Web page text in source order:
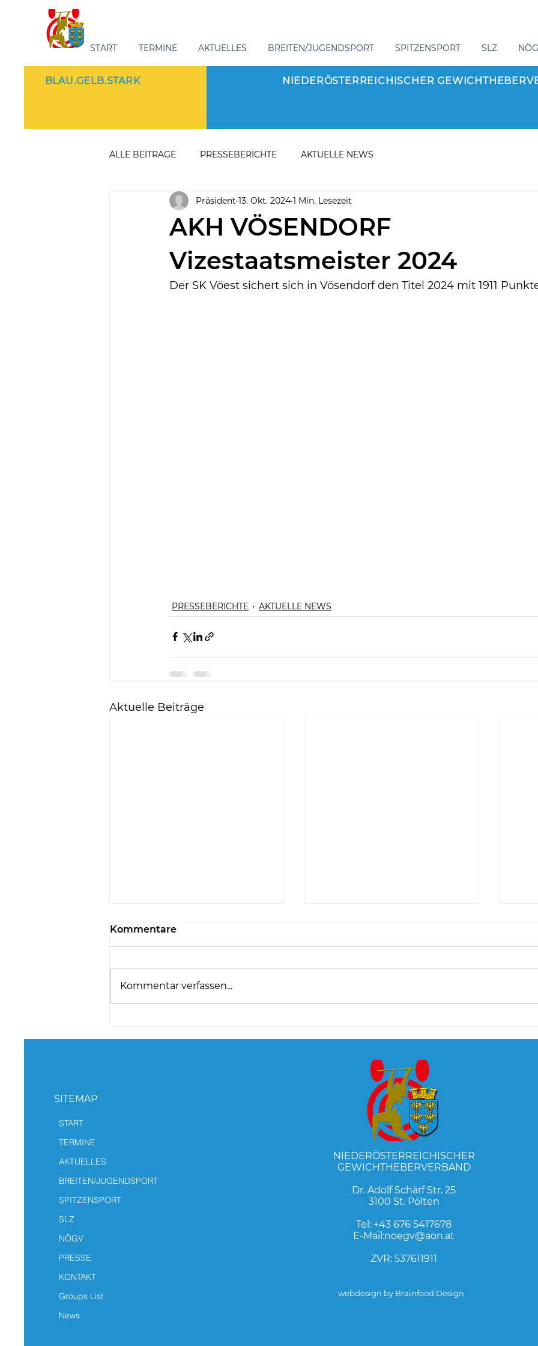
START TERMINE AKTUELLES BREITEN/JUGENDSPORT SPITZENSPORT SLZ
BLAU.GELB.STARK NIEDERÖSTERREICHISCHER
ALLE BEITRÄGE PRESSEBERICHTE AKTUELLE NEWS
AKH VÖSENDORF
Vizestaatsmeister 2024
Präsident 13. Okt. 2024 1 Min. Lesezeit
Der SK Vöest sichert sich in Vösendorf den Titel 2024 mit 1911
PRESSEBERICHTE AKTUELLE NEWS
Aktuelle Beiträge
Kommentare
Kommentar verfassen...
SITEMAP
START
TERMINE
AKTUELLES
BREITEN/JUGENDSPORT
SPITZENSPORT
SLZ
NÖGV
PRESSE
KONTAKT
Groups List
News
NIEDERÖSTERREICHISCHER
GEWICHTHEBERVERBAND
Dr. Adolf Schärf Str. 25
3100 St. Pölten
Tel: +43 676 5417678
E-Mail:noegv@aon.at
ZVR: 537611911
webdesign by Brainfood Design